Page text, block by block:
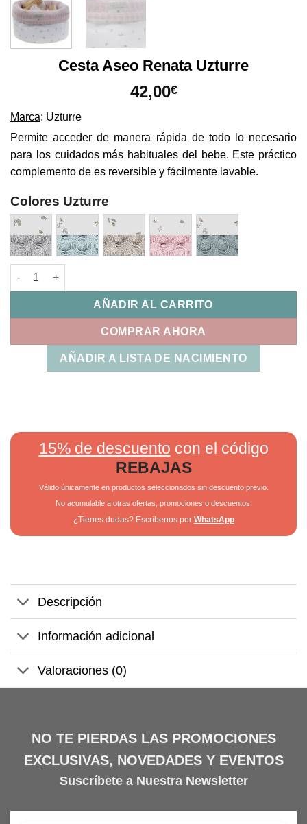
Cesta Aseo Renata Uzturre
42,00€
Marca: Uzturre
Permite acceder de manera rápida de todo lo necesario
para los cuidados más habituales del bebe. Este práctico
complemento de es reversible y fácilmente lavable.
Colores Uzturre
Cesta Aseo Renata Uzturre cantidad
AÑADIR AL CARRITO
COMPRAR AHORA
AÑADIR A LISTA DE NACIMIENTO
15% de descuento con el código
REBAJAS
Válido únicamente en productos seleccionados sin descuento previo.
No acumulable a otras ofertas, promociones o descuentos.
¿Tienes dudas? Escríbenos por WhatsApp
Descripción
Información adicional
Valoraciones (0)
NO TE PIERDAS LAS PROMOCIONES
EXCLUSIVAS, NOVEDADES Y EVENTOS
Suscríbete a Nuestra Newsletter